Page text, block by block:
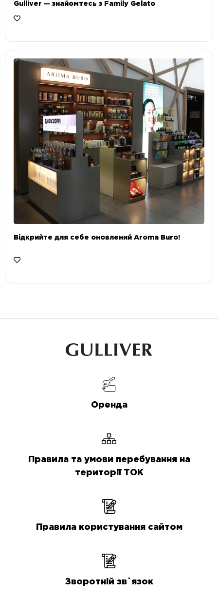
Gulliver — знайомтесь з Family Gelato
Відкрийте для себе оновлений Aroma Buro! ⠀
Оренда
Правила та умови перебування на
території ТОК
Правила користування сайтом
Зворотній зв`язок